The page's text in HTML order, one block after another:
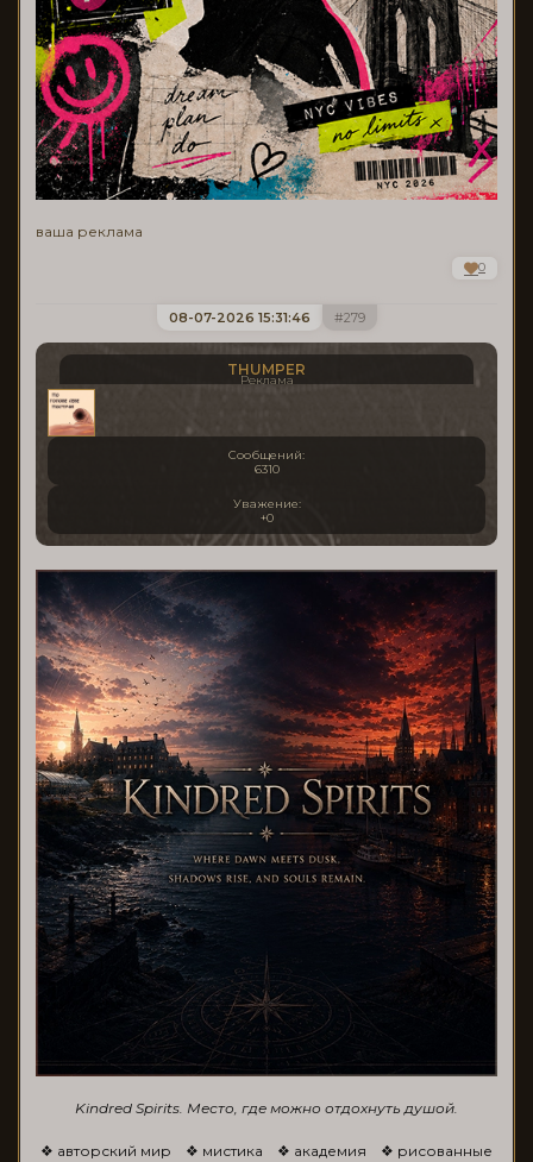
ваша реклама
0
279
08-07-2026 15:31:46
THUMPER
Реклама
Сообщений:
6310
Уважение:
+0
Kindred Spirits. Место, где можно отдохнуть душой.
❖ авторский мир ❖ мистика ❖ академия ❖ рисованные